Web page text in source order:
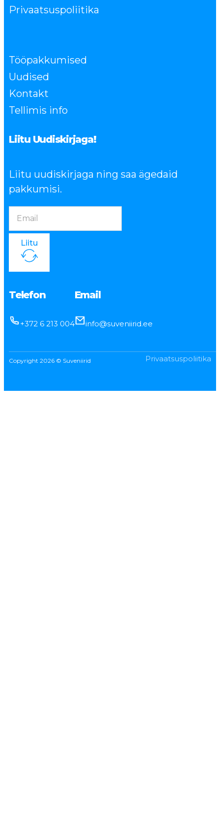
Privaatsuspoliitika
Tööpakkumised
Uudised
Kontakt
Tellimis info
Liitu Uudiskirjaga!
Liitu uudiskirjaga ning saa ägedaid
pakkumisi.
Liitu
Telefon
+372 6 213 004
Email
info@suveniirid.ee
Copyright 2026 © Suveniirid Privaatsuspoliitika